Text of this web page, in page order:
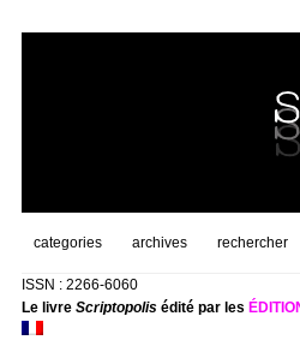
categories archives rechercher
ISSN : 2266-6060
Le livre Scriptopolisédité par les